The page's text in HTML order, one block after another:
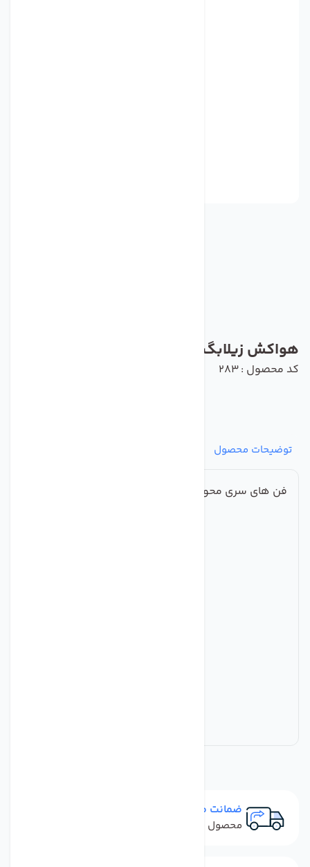
هواکش زیلابگ مدل YWF4E-630B-137/70
کد محصول : 283
توضیحات محصول
فن های سری محوری فولادی
ضمانت مرجوعی
محصول نباید آسیب دیده باشد